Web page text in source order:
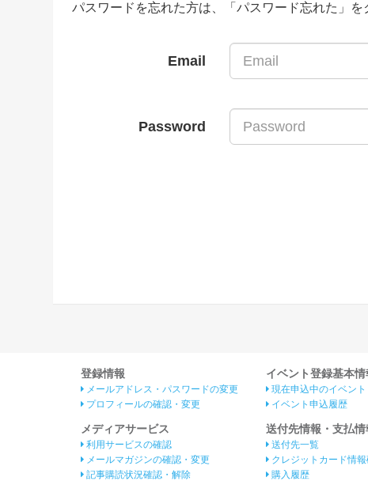
パスワードを忘れた方は、「パスワード忘れた」を
Email
Password
登録情報
メールアドレス・パスワードの変更
プロフィールの確認・変更
メディアサービス
利用サービスの確認
メールマガジンの確認・変更
記事購読状況確認・解除
イベント登録基本情
現在申込中のイベント
イベント申込履歴
送付先情報・支払情
送付先一覧
クレジットカード情
購入履歴